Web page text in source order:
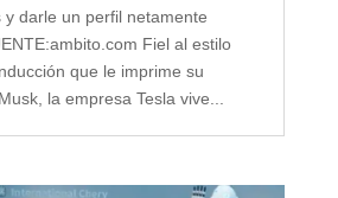
y darle un perfil netamente
Fiel al estilo
que le imprime su
la empresa Tesla vive...